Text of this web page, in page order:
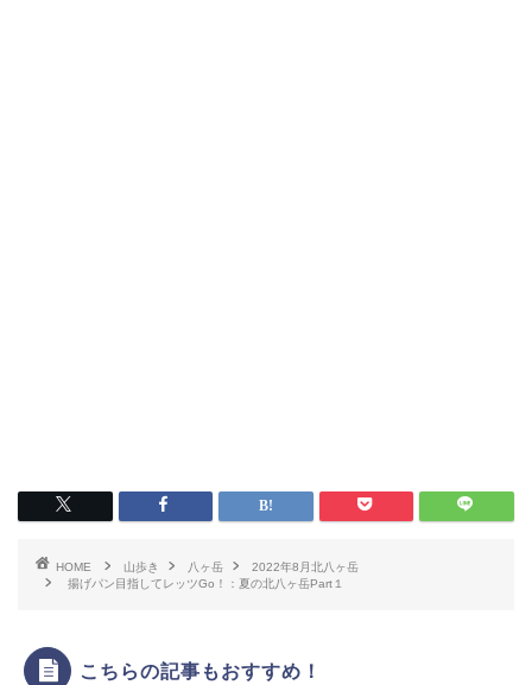
HOME 山歩き 八ヶ岳
2022年8月北八ヶ岳
揚げパン目指してレッツGo！：夏の北八ヶ岳Part１
こちらの記事もおすすめ！